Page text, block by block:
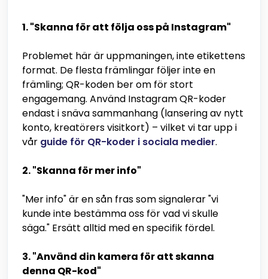
1. "Skanna för att följa oss på Instagram"
Problemet här är uppmaningen, inte etikettens
format. De flesta främlingar följer inte en
främling; QR-koden ber om för stort
engagemang. Använd Instagram QR-koder
endast i snäva sammanhang (lansering av nytt
konto, kreatörers visitkort) – vilket vi tar upp i
vår guide för QR-koder i sociala medier.
2. "Skanna för mer info"
"Mer info" är en sån fras som signalerar "vi
kunde inte bestämma oss för vad vi skulle
säga." Ersätt alltid med en specifik fördel.
3. "Använd din kamera för att skanna
denna QR-kod"